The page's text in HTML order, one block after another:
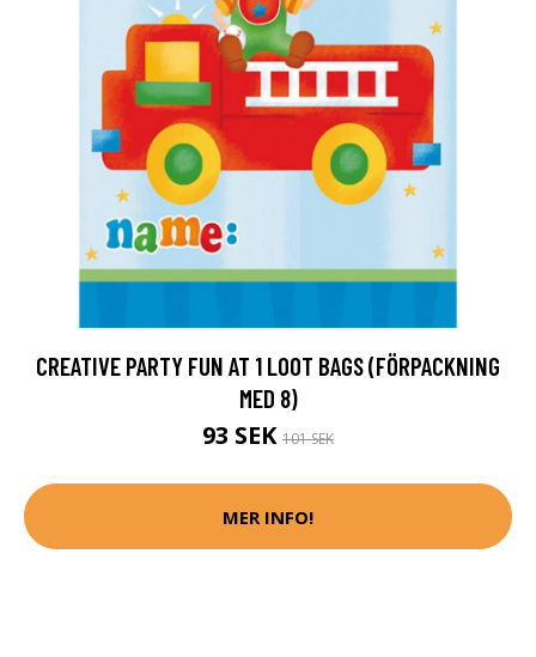
CREATIVE PARTY FUN AT 1 LOOT BAGS (FÖRPACKNING
MED 8)
93 SEK 101 SEK
MER INFO!